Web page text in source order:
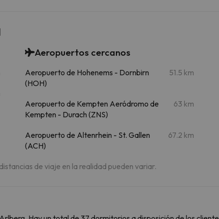
Aeropuertos cercanos
Aeropuerto de Hohenems - Dornbirn
(HOH)
51.5 km
Aeropuerto de Kempten Aeródromo de
Kempten - Durach (ZNS)
63 km
Aeropuerto de Altenrhein - St. Gallen
(ACH)
67.2 km
de viaje en la realidad pueden variar.